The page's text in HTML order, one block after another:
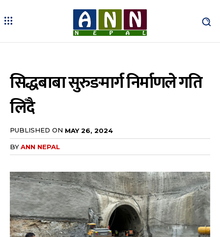
सिद्धबाबा सुरुङमार्ग निर्माणले गति
लिँदै
PUBLISHED ON MAY 26, 2024
BYANN NEPAL